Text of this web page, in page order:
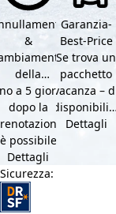
&
della
gratuiti
a 5 giorni
dopo la
è possibile
annullare
il …
Dettagli
Garanzia-
Best-Price
Se trova un
pacchetto
vacanza – di
e servizi
Dettagli
Sicurezza: